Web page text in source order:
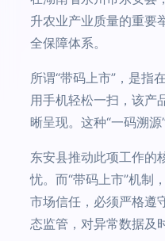
升农业产业质量的重要
全保障体系。
所谓“带码上市”，是指
用手机轻松一扫，该产
晰呈现。这种“一码溯
东安县推动此项工作的
忧。而“带码上市”机制
市场信任，必须严格遵
态监管，对异常数据及